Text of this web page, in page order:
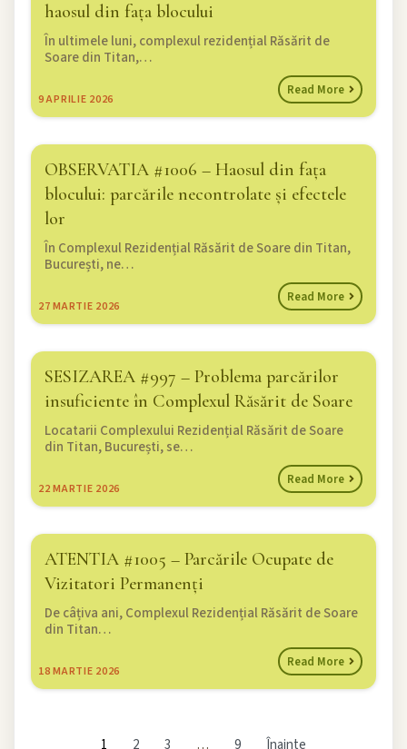
haosul din fața blocului
9 APRILIE 2026
În ultimele luni, complexul rezidențial Răsărit de
Soare din Titan,…
Read More
OBSERVATIA #1006 – Haosul din fața
blocului: parcările necontrolate și efectele
lor
27MARTIE 2026
În Complexul Rezidențial Răsărit de Soare din Titan,
București, ne…
Read More
SESIZAREA #997 – Problema parcărilor
insuficiente în Complexul Răsărit de Soare
22MARTIE 2026
Locatarii Complexului Rezidențial Răsărit de Soare
din Titan, București, se…
Read More
ATENTIA #1005 – Parcările Ocupate de
Vizitatori Permanenți
18MARTIE 2026
De câțiva ani, Complexul Rezidențial Răsărit de Soare
din Titan…
Read More
1 2 3 … 9 Înainte